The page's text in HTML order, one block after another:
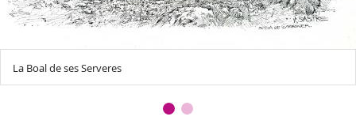
La Boal de ses Serveres